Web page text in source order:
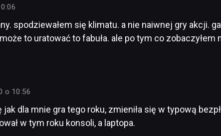
spodziewałem się klimatu. a nie naiwnej gry akcji.
to uratować to fabuła. ale po tym co
o 10:56
dla mnie gra tego roku, zmieniła się w typową
w tym roku konsoli, a laptopa.